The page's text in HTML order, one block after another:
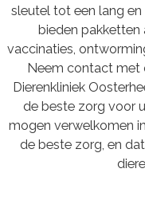
sleutel tot een lang en
bieden pakketten
vaccinaties,
Neem contact met
Dierenkliniek
de beste zorg voor
mogen verwelkomen
de beste zorg, en